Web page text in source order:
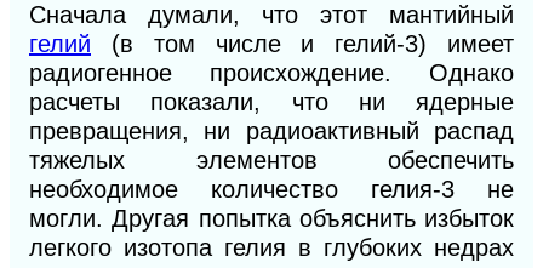
Сначала думали, что этот мантийный
гелий (в том числе и гелий-3) имеет
радиогенное происхождение. Однако
расчеты показали, что ни ядерные
превращения, ни радиоактивный распад
тяжелых элементов обеспечить
необходимое количество гелия-3 не
могли. Другая попытка объяснить избыток
легкого изотопа гелия в глубоких недрах